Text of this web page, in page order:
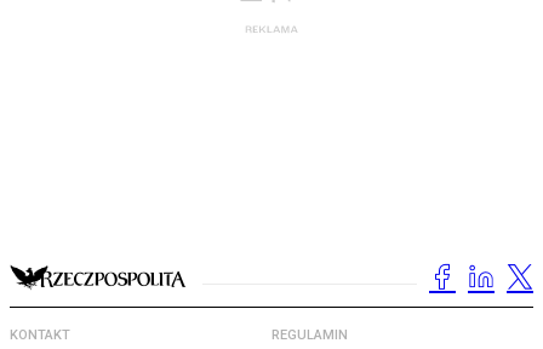
KONTAKT REGULAMIN